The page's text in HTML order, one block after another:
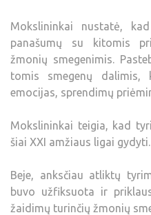
Mokslininkai nustatė,
panašumų su kitomis
žmonių smegenimis.
tomis smegenų dalimis,
emocijas, sprendimų
Mokslininkai teigia, kad
šiai XXI amžiaus ligai gydyti.
Beje, anksčiau atliktų
buvo užfiksuota ir
žaidimų turinčių žmonių